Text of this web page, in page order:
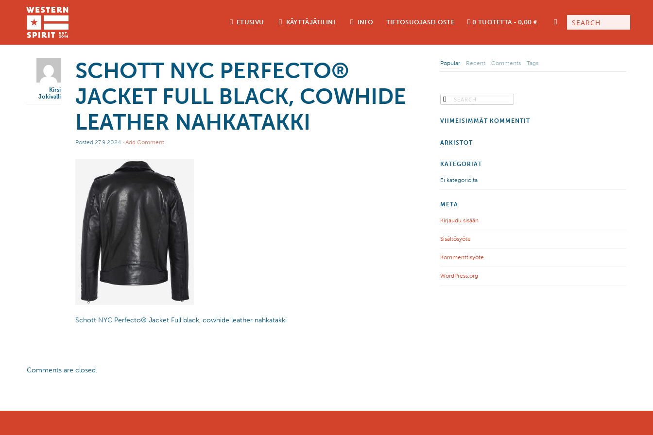
ETUSIVU KÄYTTÄJÄTILINI INFO TIETOSUOJASELOSTE 0 TUOTETTA 0,00 €
Kirsi
Jokivalli
SCHOTT NYC PERFECTO®
JACKET FULL BLACK, COWHIDE
LEATHER NAHKATAKKI
Posted 27.9.2024 · Add Comment
Schott NYC Perfecto® Jacket Full black, cowhide leather nahkatakki
Comments are closed.
Popular Recent Comments Tags
VIIMEISIMMÄT KOMMENTIT
ARKISTOT
KATEGORIAT
Ei kategorioita
META
Kirjaudu sisään
Sisältösyöte
Kommenttisyöte
WordPress.org